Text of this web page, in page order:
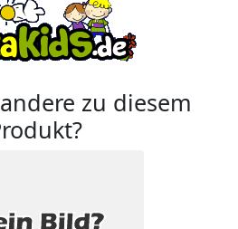
zu diesem